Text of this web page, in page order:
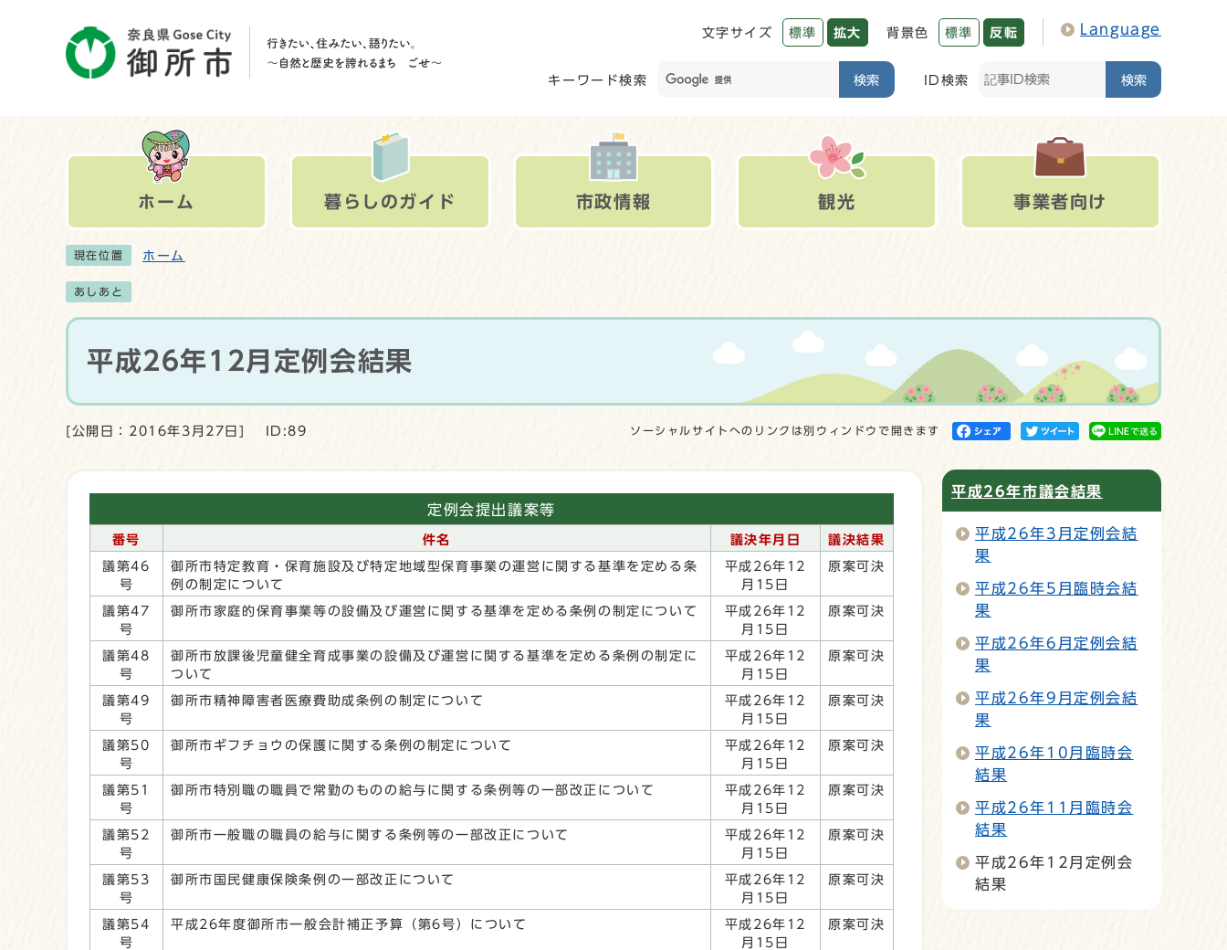
文字サイズ 標準 拡大 背景色 標準 反転 Language
キーワード検索 検索 ID検索 検索
ホーム 暮らしのガイド 市政情報 観光 事業者向け
現在位置 ホーム
あしあと
平成26年12月定例会結果
[公開日：2016年3月27日] ID:89 ソーシャルサイトへのリンクは別ウィンドウで開きます
定例会提出議案等
番号 件名 議決年月日 議決結果
議第46
号
御所市特定教育・保育施設及び特定地域型保育事業の運営に関する基準を定める条
例の制定について
平成26年12
月15日
原案可決
議第47
号
御所市家庭的保育事業等の設備及び運営に関する基準を定める条例の制定について
平成26年12
月15日
原案可決
議第48
号
御所市放課後児童健全育成事業の設備及び運営に関する基準を定める条例の制定に
ついて
平成26年12
月15日
原案可決
議第49
号
御所市精神障害者医療費助成条例の制定について
平成26年12
月15日
原案可決
議第50
号
御所市ギフチョウの保護に関する条例の制定について
平成26年12
月15日
原案可決
議第51
号
御所市特別職の職員で常勤のものの給与に関する条例等の一部改正について
平成26年12
月15日
原案可決
議第52
号
御所市一般職の職員の給与に関する条例等の一部改正について
平成26年12
月15日
原案可決
議第53
号
御所市国民健康保険条例の一部改正について
平成26年12
月15日
原案可決
議第54
号
平成26年度御所市一般会計補正予算（第6号）について
平成26年12
月15日
原案可決
平成26年市議会結果
平成26年3月定例会結
果
平成26年5月臨時会結
果
平成26年6月定例会結
果
平成26年9月定例会結
果
平成26年10月臨時会
結果
平成26年11月臨時会
結果
平成26年12月定例会
結果